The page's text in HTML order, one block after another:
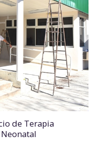
de Terapia